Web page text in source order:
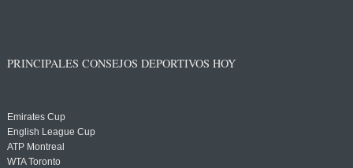
PRINCIPALES CONSEJOS DEPORTIVOS HOY
Emirates Cup
English League Cup
ATP Montreal
WTA Toronto